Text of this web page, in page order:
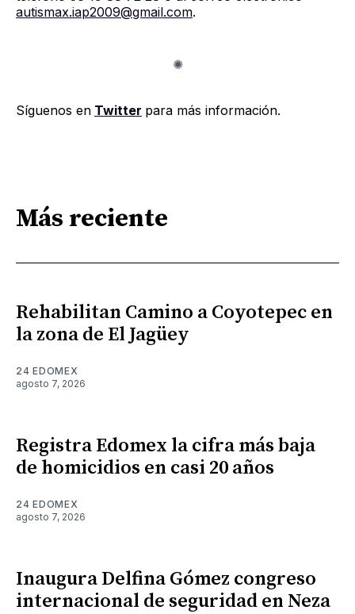
autismax.iap2009@gmail.com.
Síguenos en Twitter para más información.
Más reciente
Rehabilitan Camino a Coyotepec en
la zona de El Jagüey
24 EDOMEX
agosto 7, 2026
Registra Edomex la cifra más baja
de homicidios en casi 20 años
24 EDOMEX
agosto 7, 2026
Inaugura Delfina Gómez congreso
internacional de seguridad en Neza